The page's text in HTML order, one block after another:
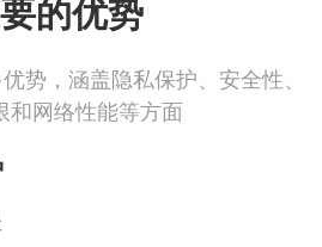
的优势
势，涵盖隐私保护、安全性、
和网络性能等方面